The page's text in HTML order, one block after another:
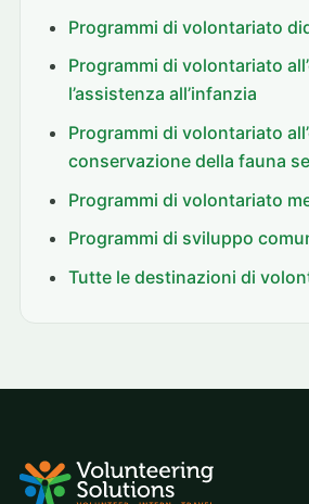
Programmi di volontariato
Programmi di volontariato
l’assistenza all’infanzia
Programmi di volontariato
conservazione della fauna
Programmi di volontariato
Programmi di sviluppo
Tutte le destinazioni di